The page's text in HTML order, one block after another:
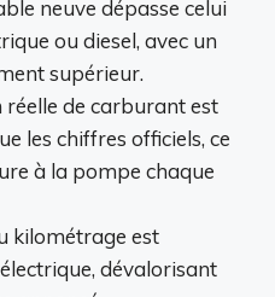
neuve dépasse celui
ou diesel, avec un
supérieur.
de carburant est
les chiffres officiels, ce
à la pompe chaque
kilométrage est
dévalorisant